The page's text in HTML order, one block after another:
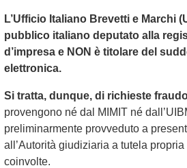
L’Ufficio Italiano Brevetti e Marchi
pubblico italiano deputato alla
d’impresa e NON è titolare del
elettronica.
Si tratta, dunque, di richieste
provengono né dal MIMIT né
preliminarmente provveduto a
all’Autorità giudiziaria a tutela
coinvolte.